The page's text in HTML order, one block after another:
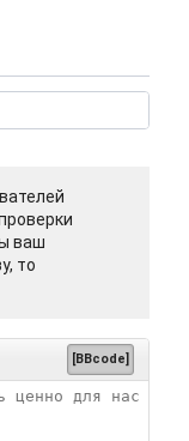
ваш
то
[BBcode]